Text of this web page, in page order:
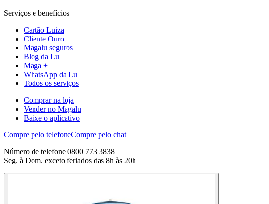
Serviços e benefícios
Cartão Luiza
Cliente Ouro
Magalu seguros
Blog da Lu
Maga +
WhatsApp da Lu
Todos os serviços
Comprar na loja
Vender no Magalu
Baixe o aplicativo
Compre pelo telefoneCompre pelo chat
Número de telefone 0800 773 3838
Seg. à Dom. exceto feriados das 8h às 20h